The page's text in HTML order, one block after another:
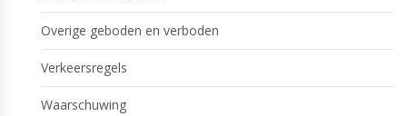
Overige geboden en verboden
Verkeersregels
Waarschuwing